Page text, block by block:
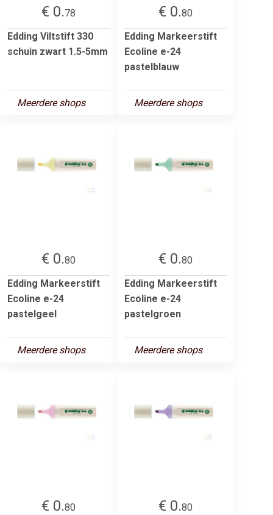
€ 0.78
Edding Viltstift 330
schuin zwart 1.5-5mm
Meerdere shops
€ 0.80
Edding Markeerstift
Ecoline e-24
pastelblauw
Meerdere shops
€ 0.80
Edding Markeerstift
Ecoline e-24
pastelgeel
Meerdere shops
€ 0.80
Edding Markeerstift
Ecoline e-24
pastelgroen
Meerdere shops
€ 0.80
€ 0.80